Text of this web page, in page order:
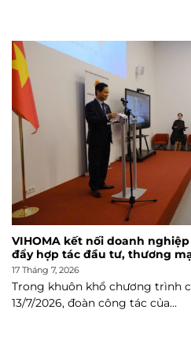
VIHOMA kết nối doanh
đẩy hợp tác đầu tư, thương
17 Tháng 7, 2026
Trong khuôn khổ chương trình
13/7/2026, đoàn công tác của...